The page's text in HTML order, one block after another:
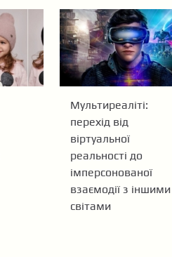
Мультиреаліті:
перехід від
віртуальної
реальності до
імперсонованої
взаємодії з іншими
світами